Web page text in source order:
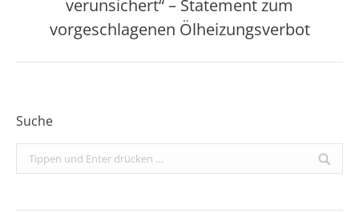
Nächster
Beitrag:
verunsichert“ – Statement zum
vorgeschlagenen Ölheizungsverbot
Suche
Search: